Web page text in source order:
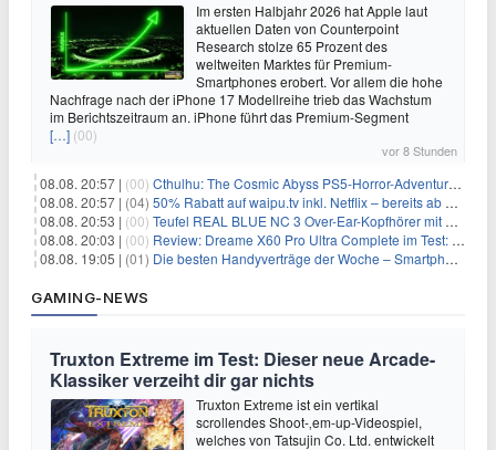
Im ersten Halbjahr 2026 hat Apple laut
aktuellen Daten von Counterpoint
Research stolze 65 Prozent des
weltweiten Marktes für Premium-
Smartphones erobert. Vor allem die hohe
Nachfrage nach der iPhone 17 Modellreihe trieb das Wachstum
im Berichtszeitraum an. iPhone führt das Premium-Segment
[…] (00)
vor 8 Stunden
08.08. 20:57 | (00) Cthulhu: The Cosmic Abyss PS5-Horror-Adventure für 27,99€
08.08. 20:57 | (04) 50% Rabatt auf waipu.tv inkl. Netflix – bereits ab 9€/Monat (statt 17,99€)
08.08. 20:53 | (00) Teufel REAL BLUE NC 3 Over-Ear-Kopfhörer mit ANC für 149,99€
08.08. 20:03 | (00) Review: Dreame X60 Pro Ultra Complete im Test: 42.000 Pa, 100 °C Moppwäsche & erstaunlich viel Technik in nur 8,9 cm Höhe
08.08. 19:05 | (01) Die besten Handyverträge der Woche – Smartphone-Tarife & SIM-Only im Überblick
GAMING-NEWS
Truxton Extreme im Test: Dieser neue Arcade-
Klassiker verzeiht dir gar nichts
Truxton Extreme ist ein vertikal
scrollendes Shoot-‚em-up-Videospiel,
welches von Tatsujin Co. Ltd. entwickelt